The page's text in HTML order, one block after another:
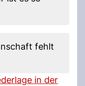
fehlt
in der